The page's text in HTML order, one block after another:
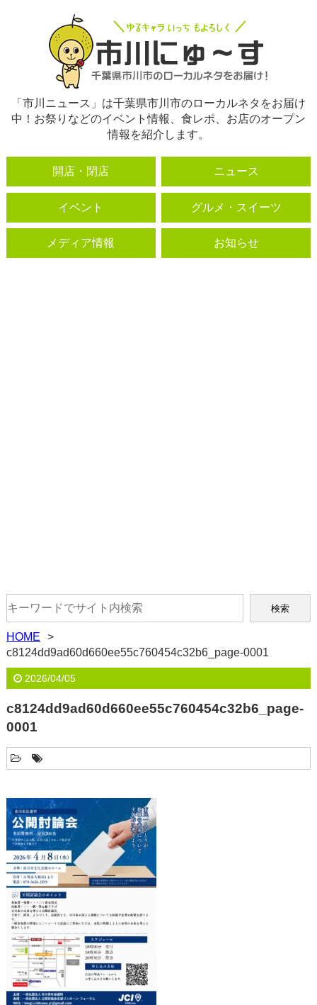
「市川ニュース」は千葉県市川市のローカルネタをお届け
中！お祭りなどのイベント情報、食レポ、お店のオープン
情報を紹介します。
開店・閉店 ニュース
イベント グルメ・スイーツ
メディア情報 お知らせ
HOME
c8124dd9ad60d660ee55c760454c32b6_page-0001
2026/04/05
c8124dd9ad60d660ee55c760454c32b6_page-
0001